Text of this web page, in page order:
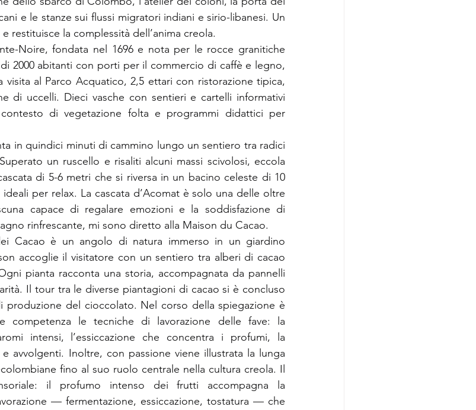
e le stanze sui flussi migratori indiani e sirio-libanesi. Un
restituisce la complessità dell’anima creola.
Noire, fondata nel 1696 e nota per le rocce granitiche
2000 abitanti con porti per il commercio di caffè e legno,
al Parco Acquatico, 2,5 ettari con ristorazione tipica,
di uccelli. Dieci vasche con sentieri e cartelli informativi
di vegetazione folta e programmi didattici per
in quindici minuti di cammino lungo un sentiero tra radici
un ruscello e risaliti alcuni massi scivolosi, eccola
di 5-6 metri che si riversa in un bacino celeste di 10
per relax. La cascata d’Acomat è solo una delle oltre
capace di regalare emozioni e la soddisfazione di
rinfrescante, mi sono diretto alla Maison du Cacao.
Cacao è un angolo di natura immerso in un giardino
accoglie il visitatore con un sentiero tra alberi di cacao
pianta racconta una storia, accompagnata da pannelli
Il tour tra le diverse piantagioni di cacao si è concluso
produzione del cioccolato. Nel corso della spiegazione è
competenza le tecniche di lavorazione delle fave: la
intensi, l’essiccazione che concentra i profumi, la
avvolgenti. Inoltre, con passione viene illustrata la lunga
fino al suo ruolo centrale nella cultura creola. Il
il profumo intenso dei frutti accompagna la
— fermentazione, essiccazione, tostatura — che